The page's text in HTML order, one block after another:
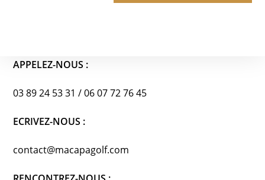
APPELEZ-NOUS :
03 89 24 53 31 / 06 07 72 76 45
ECRIVEZ-NOUS :
contact@macapagolf.com